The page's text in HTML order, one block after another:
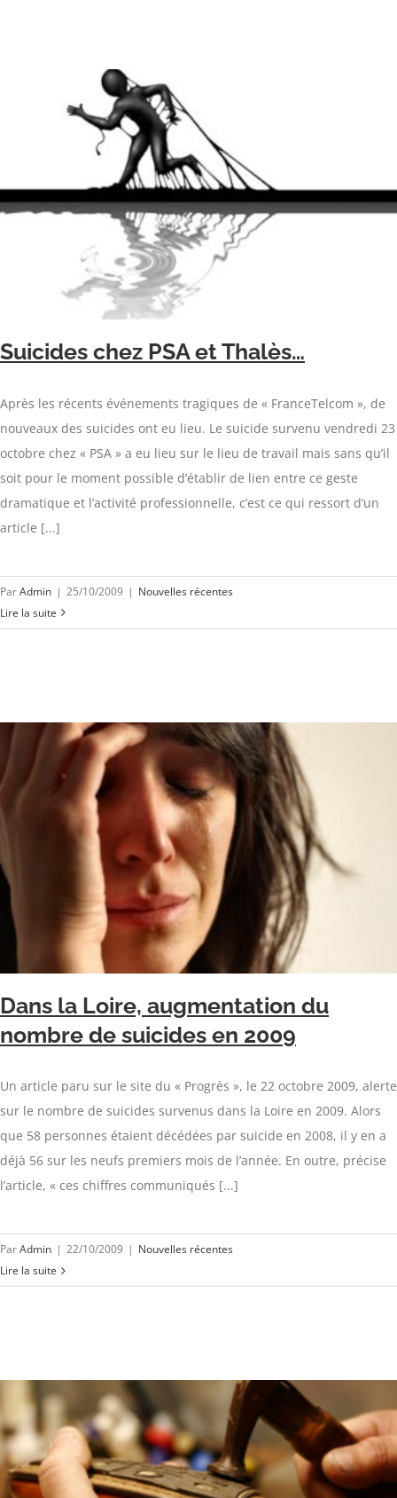
Suicides chez PSA et Thalès…
Après les récents événements tragiques de « FranceTelcom », de
nouveaux des suicides ont eu lieu. Le suicide survenu vendredi 23
octobre chez « PSA » a eu lieu sur le lieu de travail mais sans qu’il
soit pour le moment possible d’établir de lien entre ce geste
dramatique et l’activité professionnelle, c’est ce qui ressort d’un
article [...]
ParAdmin | 25/10/2009 | Nouvelles récentes
Lire la suite
Dans la Loire, augmentation du
nombre de suicides en 2009
Un article paru sur le site du « Progrès », le 22 octobre 2009, alerte
sur le nombre de suicides survenus dans la Loire en 2009. Alors
que 58 personnes étaient décédées par suicide en 2008, il y en a
déjà 56 sur les neufs premiers mois de l’année. En outre, précise
l’article, « ces chiffres communiqués [...]
ParAdmin | 22/10/2009 | Nouvelles récentes
Lire la suite